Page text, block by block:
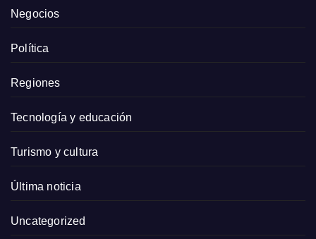
Negocios
Política
Regiones
Tecnología y educación
Turismo y cultura
Última noticia
Uncategorized